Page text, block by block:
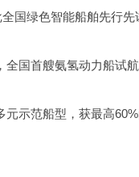
国绿色智能船舶先行
国首艘氨氢动力船试
示范船型，获最高